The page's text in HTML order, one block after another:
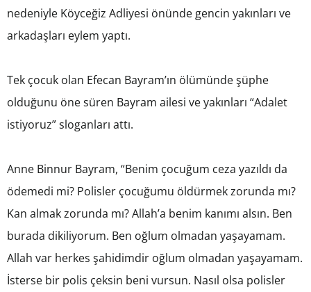
nedeniyle Köyceğiz Adliyesi önünde gencin yakınları ve
arkadaşları eylem yaptı.
Tek çocuk olan Efecan Bayram’ın ölümünde şüphe
olduğunu öne süren Bayram ailesi ve yakınları “Adalet
istiyoruz” sloganları attı.
Anne Binnur Bayram, “Benim çocuğum ceza yazıldı da
ödemedi mi? Polisler çocuğumu öldürmek zorunda mı?
Kan almak zorunda mı? Allah’a benim kanımı alsın. Ben
burada dikiliyorum. Ben oğlum olmadan yaşayamam.
Allah var herkes şahidimdir oğlum olmadan yaşayamam.
İsterse bir polis çeksin beni vursun. Nasıl olsa polisler